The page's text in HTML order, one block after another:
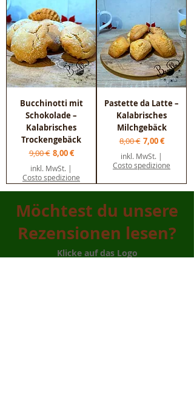
Bucchinotti mit
Schokolade –
Kalabrisches
Trockengebäck
Standardpreis
9,00 € Sale-Preis
8,00 €
inkl. MwSt. |
Costo spedizione
Pastette da Latte –
Kalabrisches
Milchgebäck
Standardpreis
8,00 € Sale-Preis
7,00 €
inkl. MwSt. |
Costo spedizione
Möchtest du unsere
Rezensionen lesen?
Klicke auf das Logo